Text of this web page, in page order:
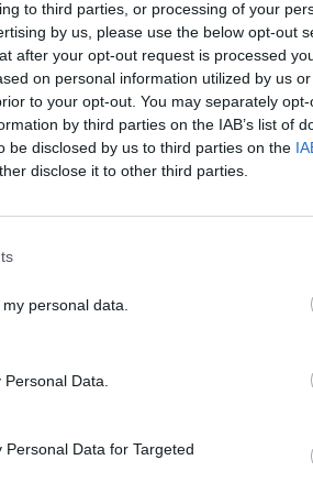
to third parties, or processing of your
by us, please use the below opt-out
after your opt-out request is processed
on personal information utilized by us
to your opt-out. You may separately
by third parties on the IAB’s list of
be disclosed by us to third parties on the
disclose it to other third parties.
personal data.
Data.
Data for Targeted
dei primi mesi”.
legate all’amministrazione di
considerato
abbiamo letto avanzare
che si sono proposte e le
del candidato sindaco per il
le altre forze della
e nelle idee del centrodestra.
di Capannori e che
dei suoi abitanti
I 7